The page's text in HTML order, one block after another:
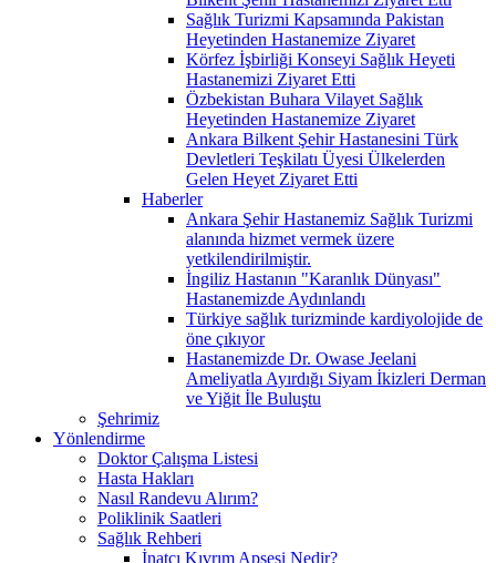
Sağlık Turizmi Kapsamında Pakistan
Heyetinden Hastanemize Ziyaret
Körfez İşbirliği Konseyi Sağlık Heyeti
Hastanemizi Ziyaret Etti
Özbekistan Buhara Vilayet Sağlık
Heyetinden Hastanemize Ziyaret
Ankara Bilkent Şehir Hastanesini Türk
Devletleri Teşkilatı Üyesi Ülkelerden
Gelen Heyet Ziyaret Etti
Haberler
Ankara Şehir Hastanemiz Sağlık Turizmi
alanında hizmet vermek üzere
yetkilendirilmiştir.
İngiliz Hastanın "Karanlık Dünyası"
Hastanemizde Aydınlandı
Türkiye sağlık turizminde kardiyolojide de
öne çıkıyor
Hastanemizde Dr. Owase Jeelani
Ameliyatla Ayırdığı Siyam İkizleri Derman
ve Yiğit İle Buluştu
Şehrimiz
Yönlendirme
Doktor Çalışma Listesi
Hasta Hakları
Nasıl Randevu Alırım?
Poliklinik Saatleri
Sağlık Rehberi
İnatçı Kıvrım Apsesi Nedir?